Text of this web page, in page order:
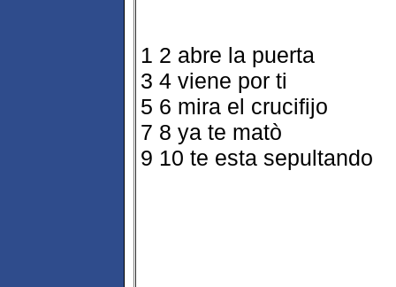
1 2 abre la puerta
3 4 viene por ti
5 6 mira el crucifijo
7 8 ya te matò
9 10 te esta sepultando